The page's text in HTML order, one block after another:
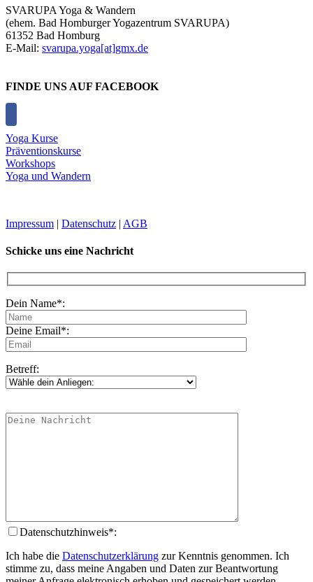
SVARUPA Yoga & Wandern
(ehem. Bad Homburger Yogazentrum SVARUPA)
61352 Bad Homburg
E-Mail: svarupa.yoga[at]gmx.de
FINDE UNS AUF FACEBOOK
Yoga Kurse
Präventionskurse
Workshops
Yoga und Wandern
Impressum | Datenschutz | AGB
Schicke uns eine Nachricht
Dein Name*:
Deine Email*:
Betreff:
Datenschutzhinweis*:
Ich habe die Datenschutzerklärung zur Kenntnis genommen. Ich
stimme zu, dass meine Angaben und Daten zur Beantwortung